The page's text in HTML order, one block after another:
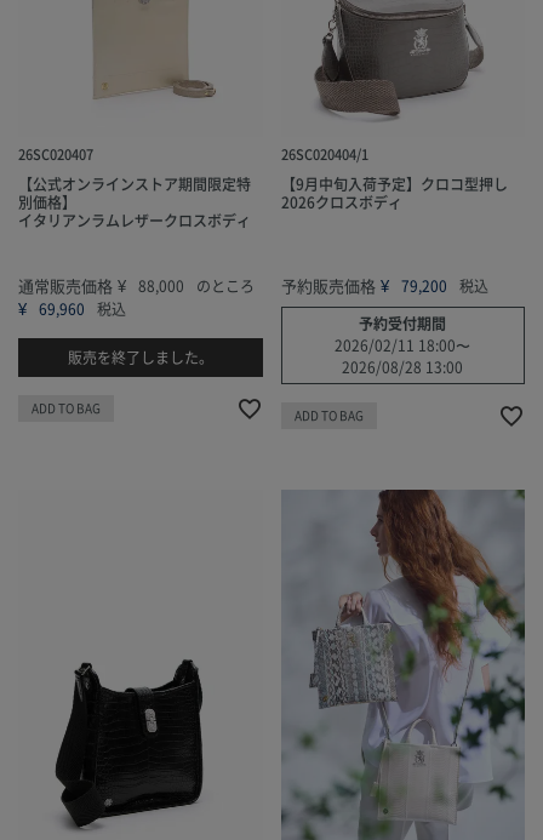
26SC020407
【公式オンラインストア期間限定特
別価格】
イタリアンラムレザークロスボディ
通常販売価格 ¥ 88,000 のところ
¥ 69,960 税込
販売を終了しました。
ADD TO BAG
26SC020404/1
【9月中旬入荷予定】クロコ型押し
2026クロスボディ
予約販売価格 ¥ 79,200
税込
予約受付期間
2026/02/11 18:00〜
2026/08/28 13:00
ADD TO BAG